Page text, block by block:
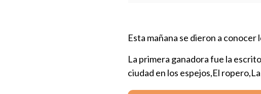
Esta mañana se dieron a
La primera ganadora fue la
ciudad en los espejos,El